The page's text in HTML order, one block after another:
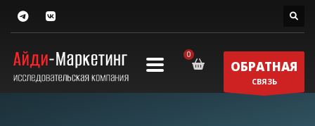
ОБРАТНАЯ
СВЯЗЬ